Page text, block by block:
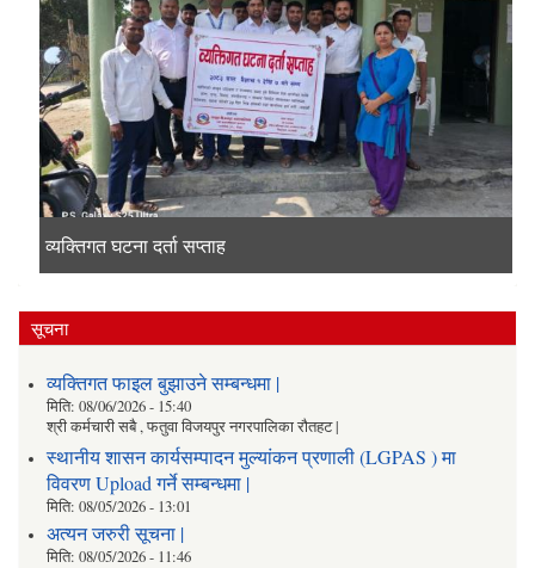
व्यक्तिगत घटना दर्ता सप्ताह
सुरक्षित आप्रवासन (सामी) कार्यक्रम
" बिश्व क्षयरोग दिवस "
नवौ नगर सभा
सूचना
व्यक्तिगत फाइल बुझाउने सम्बन्धमा |
मिति: 08/06/2026 - 15:40
श्री कर्मचारी सबै , फतुवा विजयपुर नगरपालिका रौतहट |
स्थानीय शासन कार्यसम्पादन मुल्यांकन प्रणाली (LGPAS ) मा
विवरण Upload गर्ने सम्बन्धमा |
मिति: 08/05/2026 - 13:01
अत्यन जरुरी सूचना |
मिति: 08/05/2026 - 11:46